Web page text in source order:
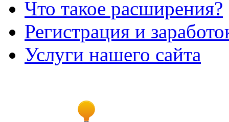
Что такое расширения?
Регистрация и
Услуги нашего сайта